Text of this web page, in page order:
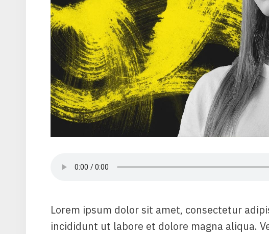
Lorem ipsum dolor sit amet, consectetur
incididunt ut labore et dolore magna aliqua.